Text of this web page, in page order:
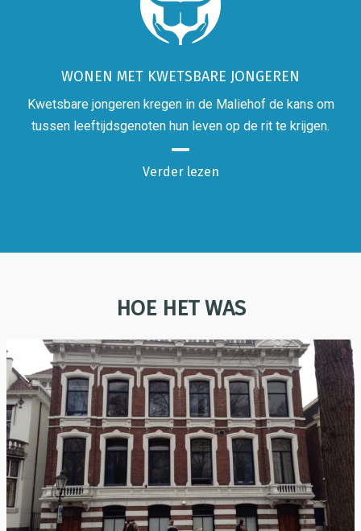
WONEN MET KWETSBARE JONGEREN
Kwetsbare jongeren kregen in de Maliehof de kans om
tussen leeftijdsgenoten hun leven op de rit te krijgen.
Verder lezen
HOE HET WAS